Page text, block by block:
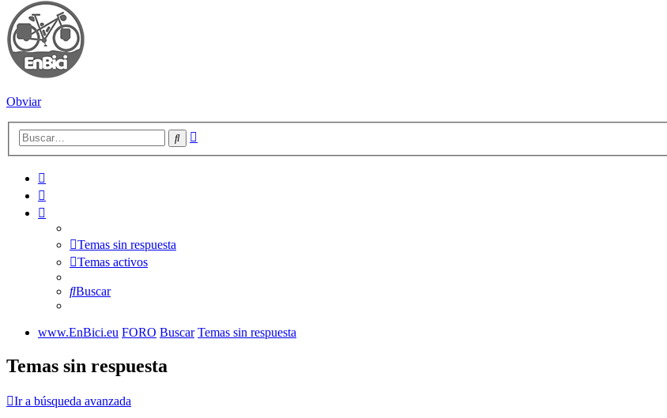
Obviar
Buscar
Temas sin respuesta
Temas activos
Buscar
www.EnBici.eu FORO Buscar Temas sin respuesta
Temas sin respuesta
Ir a búsqueda avanzada